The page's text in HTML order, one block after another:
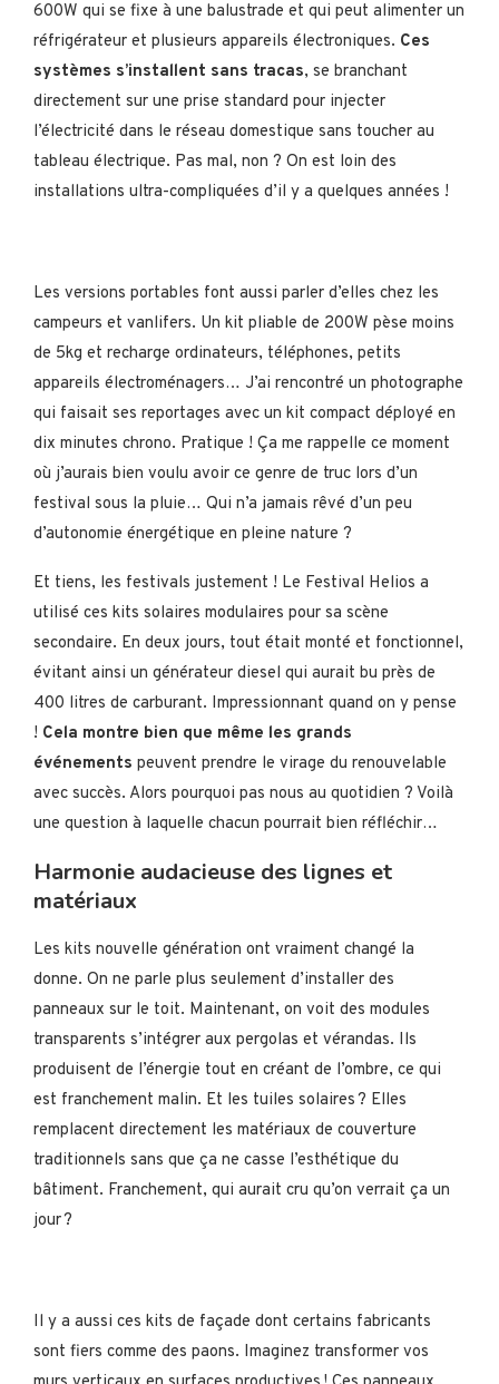
600W qui se fixe à une balustrade et qui peut alimenter un
réfrigérateur et plusieurs appareils électroniques. Ces
systèmes s’installent sans tracas, se branchant
directement sur une prise standard pour injecter
l’électricité dans le réseau domestique sans toucher au
tableau électrique. Pas mal, non ? On est loin des
installations ultra-compliquées d’il y a quelques années !
Les versions portables font aussi parler d’elles chez les
campeurs et vanlifers. Un kit pliable de 200W pèse moins
de 5kg et recharge ordinateurs, téléphones, petits
appareils électroménagers… J’ai rencontré un photographe
qui faisait ses reportages avec un kit compact déployé en
dix minutes chrono. Pratique ! Ça me rappelle ce moment
où j’aurais bien voulu avoir ce genre de truc lors d’un
festival sous la pluie… Qui n’a jamais rêvé d’un peu
d’autonomie énergétique en pleine nature ?
Et tiens, les festivals justement ! Le Festival Helios a
utilisé ces kits solaires modulaires pour sa scène
secondaire. En deux jours, tout était monté et fonctionnel,
évitant ainsi un générateur diesel qui aurait bu près de
400 litres de carburant. Impressionnant quand on y pense
! Cela montre bien que même les grands
événements peuvent prendre le virage du renouvelable
avec succès. Alors pourquoi pas nous au quotidien ? Voilà
une question à laquelle chacun pourrait bien réfléchir…
Harmonie audacieuse des lignes et
matériaux
Les kits nouvelle génération ont vraiment changé la
donne. On ne parle plus seulement d’installer des
panneaux sur le toit. Maintenant, on voit des modules
transparents s’intégrer aux pergolas et vérandas. Ils
produisent de l’énergie tout en créant de l’ombre, ce qui
est franchement malin. Et les tuiles solaires ? Elles
remplacent directement les matériaux de couverture
traditionnels sans que ça ne casse l’esthétique du
bâtiment. Franchement, qui aurait cru qu’on verrait ça un
jour ?
Il y a aussi ces kits de façade dont certains fabricants
sont fiers comme des paons. Imaginez transformer vos